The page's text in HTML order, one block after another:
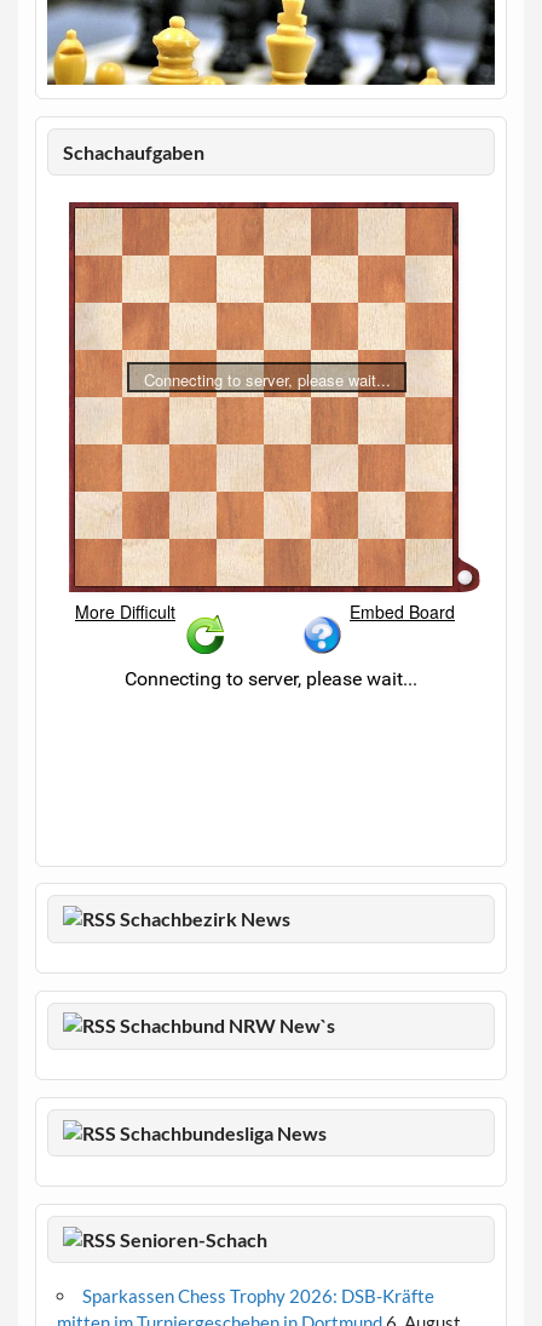
Schachaufgaben
Schachbezirk News
Schachbund NRW New`s
Schachbundesliga News
Senioren-Schach
Sparkassen Chess Trophy 2026: DSB-Kräfte